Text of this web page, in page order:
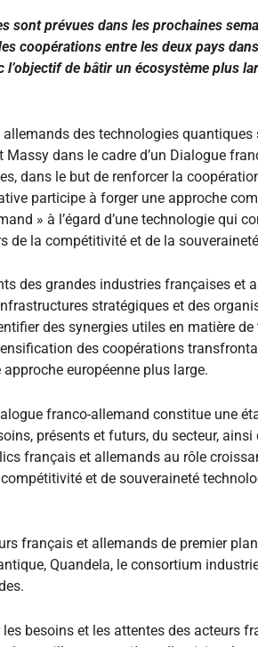
sont prévues dans les prochaines
coopérations entre les deux pays
de bâtir un écosystème plus
des technologies quantiques
dans le cadre d’un Dialogue
dans le but de renforcer la
participe à forger une approche
» à l’égard d’une technologie qui
de la compétitivité et de la
des grandes industries françaises et
stratégiques et des
des synergies utiles en matière
des coopérations
européenne plus large.
franco-allemand constitue une
présents et futurs, du secteur, ainsi
français et allemands au rôle
et de souveraineté
français et allemands de premier
Quandela, le consortium
besoins et les attentes des acteurs